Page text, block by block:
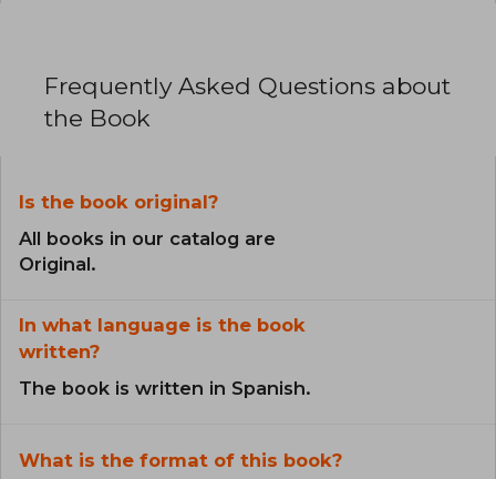
Frequently Asked Questions about
the Book
Is the book original?
All books in our catalog are
Original.
In what language is the book
written?
The book is written in Spanish.
What is the format of this book?